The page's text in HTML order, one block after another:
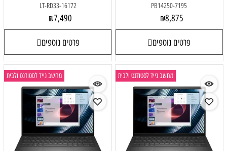
PB14250-7195
₪8,875
פרטים נוספים
LT-RD33-16172
₪7,490
פרטים נוספים
מחשב נייד לסטודנט ולבית מחשב נייד לסטודנט ולבית